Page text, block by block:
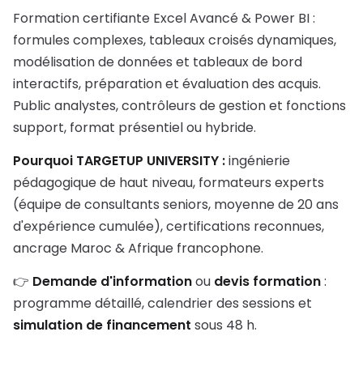
Formation certifiante Excel Avancé & Power BI :
formules complexes, tableaux croisés dynamiques,
modélisation de données et tableaux de bord
interactifs, préparation et évaluation des acquis.
Public analystes, contrôleurs de gestion et fonctions
support, format présentiel ou hybride.
Pourquoi TARGETUP UNIVERSITY :ingénierie
pédagogique de haut niveau, formateurs experts
(équipe de consultants seniors, moyenne de 20 ans
d'expérience cumulée), certifications reconnues,
ancrage Maroc & Afrique francophone.
👉 Demande d'informationou devis formation:
programme détaillé, calendrier des sessions et
simulation de financement sous 48 h.